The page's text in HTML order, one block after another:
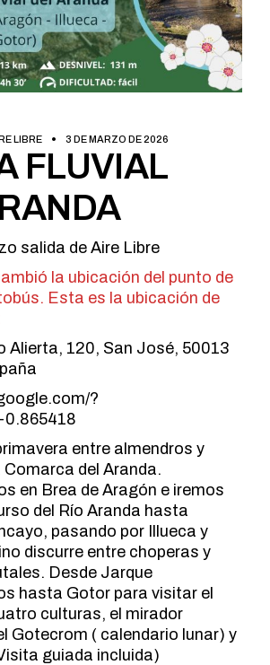
LIBRE 3 DE MARZO DE 2026
FLUVIAL
salida de Aire Libre
la ubicación del punto de
Esta es la ubicación de
Alierta, 120, San José, 50013
?
0.865418
entre almendros y
del Aranda.
en Brea de Aragón e iremos
del Río Aranda hasta
pasando por Illueca y
discurre entre choperas y
Desde Jarque
hasta Gotor para visitar el
culturas, el mirador
Gotecrom ( calendario lunar) y
guiada incluida)